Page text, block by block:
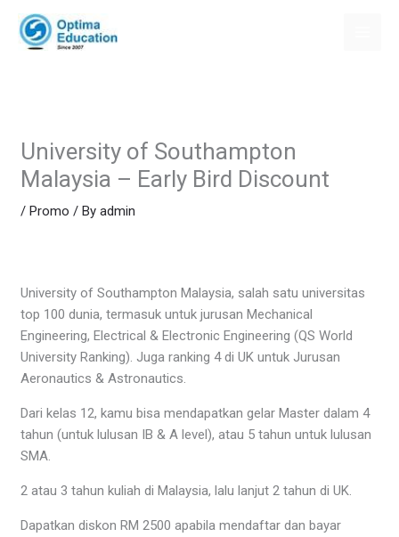
content
University of Southampton
Malaysia – Early Bird Discount
/Promo / Byadmin
University of Southampton Malaysia, salah satu universitas
top 100 dunia, termasuk untuk jurusan Mechanical
Engineering, Electrical & Electronic Engineering (QS World
University Ranking). Juga ranking 4 di UK untuk Jurusan
Aeronautics & Astronautics.
Dari kelas 12, kamu bisa mendapatkan gelar Master dalam 4
tahun (untuk lulusan IB & A level), atau 5 tahun untuk lulusan
SMA.
2 atau 3 tahun kuliah di Malaysia, lalu lanjut 2 tahun di UK.
Dapatkan diskon RM 2500 apabila mendaftar dan bayar